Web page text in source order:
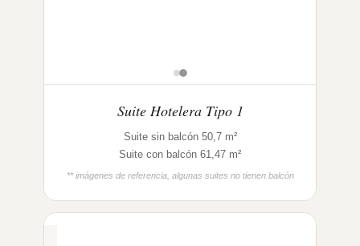
Suite Hotelera Tipo 1
Suite sin balcón 50,7 m²
Suite con balcón 61,47 m²
** imágenes de referencia, algunas suites no tienen balcón